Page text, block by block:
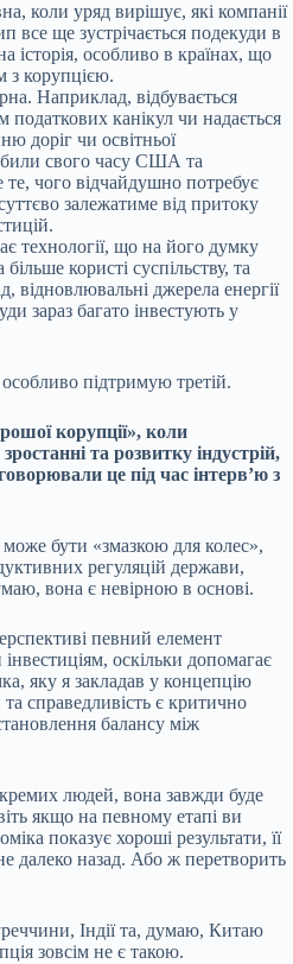
коли уряд вирішує, які компанії
все ще зустрічається подекуди в
історія, особливо в країнах, що
з корупцією.
Наприклад, відбувається
податкових канікул чи надається
доріг чи освітньої
свого часу США та
те, чого відчайдушно потребує
залежатиме від притоку
технології, що на його думку
користі суспільству, та
відновлювальні джерела енергії
зараз багато інвестують у
підтримую третій.
корупції», коли
та розвитку індустрій,
це під час інтервʼю з
бути «змазкою для колес»,
регуляцій держави,
вона є невірною в основі.
певний елемент
оскільки допомагає
яку я закладав у концепцію
справедливість є критично
балансу між
людей, вона завжди буде
якщо на певному етапі ви
показує хороші результати, її
далеко назад. Або ж перетворить
Індії та, думаю, Китаю
зовсім не є такою.